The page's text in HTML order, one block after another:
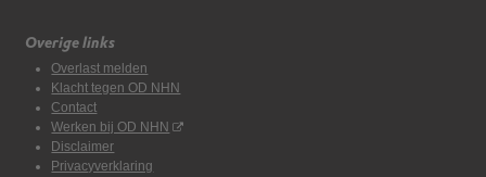
Overige links
Overlast melden
Klacht tegen OD NHN
Contact
Werken bij OD NHN
Disclaimer
Privacyverklaring